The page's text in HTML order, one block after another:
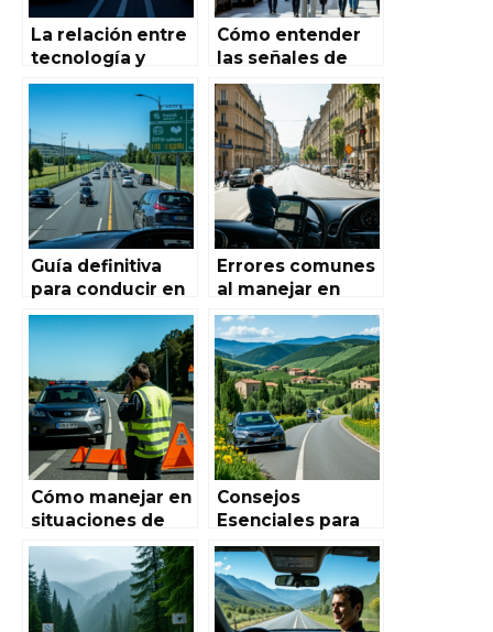
La relación entre
tecnología y
seguridad en la
conducción
moderna: una
revolución en las
carreteras
españolas
Cómo entender
las señales de
tránsito
españolas: Guía
completa para
conductores y
turistas
Guía definitiva
para conducir en
autopistas
españolas
Errores comunes
al manejar en
España y cómo
evitarlos: la guía
definitiva de
Autoworld de
España
Cómo manejar en
situaciones de
emergencia en la
carretera
española: guía
completa para
Consejos
Esenciales para
Conducir en
Zonas Rurales de
España – Guía
Completa